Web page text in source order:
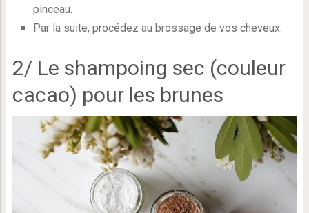
pinceau.
Par la suite, procédez au brossage de vos cheveux.
2/ Le shampoing sec (couleur
cacao) pour les brunes